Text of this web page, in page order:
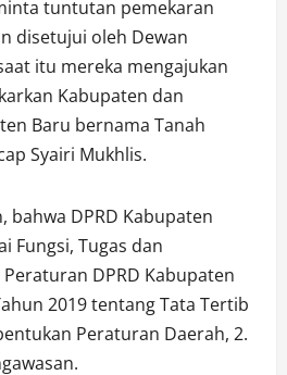
tuntutan pemekaran
disetujui oleh Dewan
itu mereka mengajukan
Kabupaten dan
Baru bernama Tanah
Syairi Mukhlis.
bahwa DPRD Kabupaten
Fungsi, Tugas dan
DPRD Kabupaten
2019 tentang Tata Tertib
Peraturan Daerah, 2.